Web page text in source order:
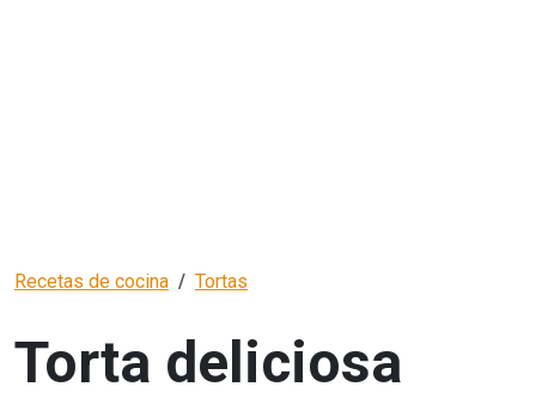
Recetas de cocina Tortas
Torta deliciosa